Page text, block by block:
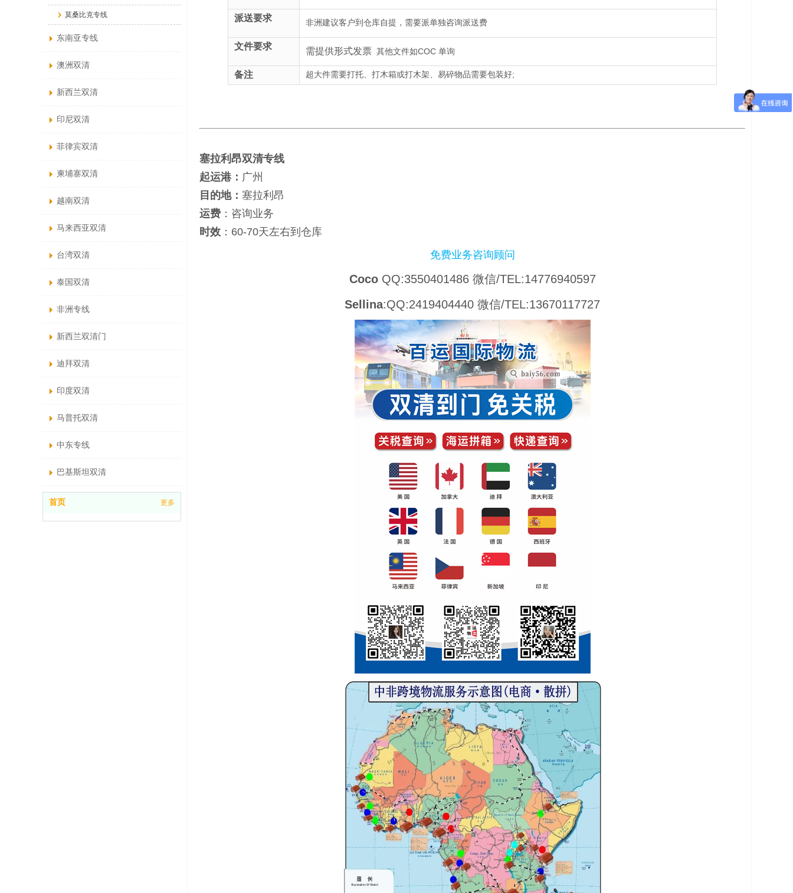
莫桑比克专线
东南亚专线
澳洲双清
新西兰双清
印尼双清
菲律宾双清
柬埔寨双清
越南双清
马来西亚双清
台湾双清
泰国双清
非洲专线
新西兰双清门
迪拜双清
印度双清
马普托双清
中东专线
巴基斯坦双清
首页 更多
派送要求 非洲建议客户到仓库自提，需要派单独咨询派送费
文件要求 需提供形式发票 其他文件如COC 单询
备注 超大件需要打托、打木箱或打木架、易碎物品需要包装好;
塞拉利昂双清专线
起运港： 广州
目的地： 塞拉利昂
运费 ：咨询业务
时效 ：60-70天左右到仓库
免费业务咨询顾问
CocoQQ:3550401486 微信/TEL:14776940597
Sellina:QQ:2419404440 微信/TEL:13670117727